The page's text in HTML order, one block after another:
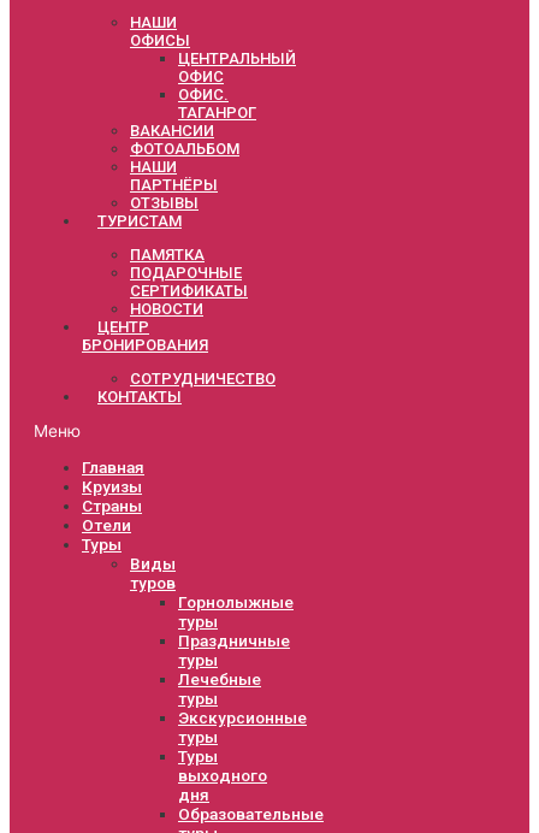
НАШИ
ОФИСЫ
ЦЕНТРАЛЬНЫЙ
ОФИС
ОФИС.
ТАГАНРОГ
ВАКАНСИИ
ФОТОАЛЬБОМ
НАШИ
ПАРТНЁРЫ
ОТЗЫВЫ
ТУРИСТАМ
ПАМЯТКА
ПОДАРОЧНЫЕ
СЕРТИФИКАТЫ
НОВОСТИ
ЦЕНТР
БРОНИРОВАНИЯ
СОТРУДНИЧЕСТВО
КОНТАКТЫ
Меню
Главная
Круизы
Страны
Отели
Туры
Виды
туров
Горнолыжные
туры
Праздничные
туры
Лечебные
туры
Экскурсионные
туры
Туры
выходного
дня
Образовательные